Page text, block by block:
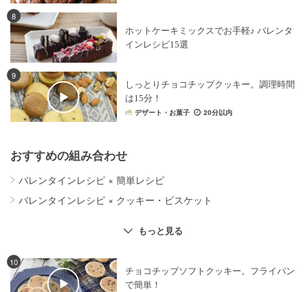
8
ホットケーキミックスでお手軽♪ バレンタ
インレシピ15選
9
しっとりチョコチップクッキー。調理時間
は15分！
デザート・お菓子 20分以内
おすすめの組み合わせ
バレンタインレシピ × 簡単レシピ
バレンタインレシピ × クッキー・ビスケット
ケーキ
バレンタインレシピ×いちご
ホットケーキミックス×お菓子・スイーツ
もっと見る
10
チョコチップソフトクッキー。フライパン
で簡単！